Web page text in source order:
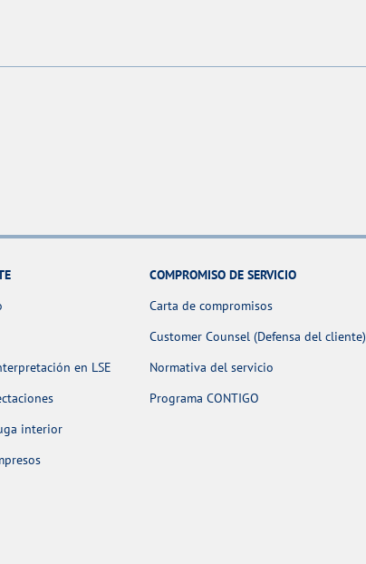
en LSE
interior
COMPROMISO DE SERVICIO
Carta de compromisos
Customer Counsel (Defensa del cliente)
Normativa del servicio
Programa CONTIGO